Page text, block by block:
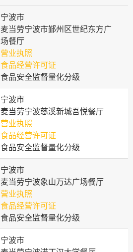
宁波市
麦当劳宁波市鄞州区世纪东方广
场餐厅
营业执照
食品经营许可证
食品安全监督量化分级
宁波市
麦当劳宁波慈溪新城吾悦餐厅
营业执照
食品经营许可证
食品安全监督量化分级
宁波市
麦当劳宁波象山万达广场餐厅
营业执照
食品经营许可证
食品安全监督量化分级
宁波市